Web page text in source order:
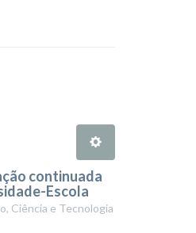
continuada
Escola
Ciência e Tecnologia